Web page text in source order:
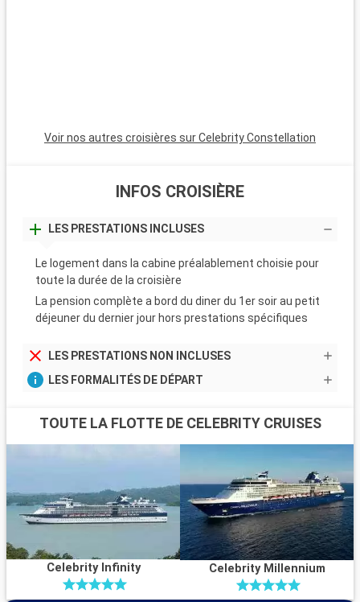
Voir nos autres croisières sur Celebrity Constellation
INFOS CROISIÈRE
LES PRESTATIONS INCLUSES
Le logement dans la cabine préalablement choisie pour
toute la durée de la croisière
La pension complète a bord du diner du 1er soir au petit
déjeuner du dernier jour hors prestations spécifiques
LES PRESTATIONS NON INCLUSES
LES FORMALITÉS DE DÉPART
TOUTE LA FLOTTE DE CELEBRITY CRUISES
Celebrity Infinity Celebrity Millennium